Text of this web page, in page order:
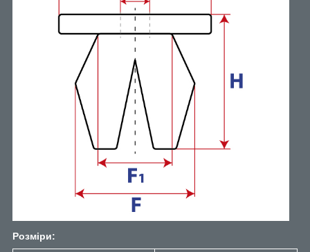
Розміри: